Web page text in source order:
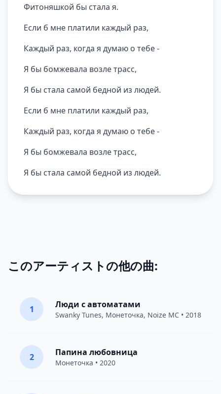
Фитоняшкой бы стала я.
Если б мне платили каждый раз,
Каждый раз, когда я думаю о тебе -
Я бы бомжевала возле трасс,
Я бы стала самой бедной из людей.
Если б мне платили каждый раз,
Каждый раз, когда я думаю о тебе -
Я бы бомжевала возле трасс,
Я бы стала самой бедной из людей.
このアーティストの他の曲:
1 Люди с автоматами
Swanky Tunes, Монеточка, Noize MC • 2018
2 Папина любовница
Монеточка • 2020